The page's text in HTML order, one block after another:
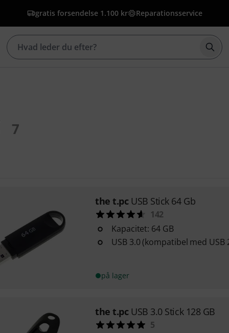
gratis forsendelse 1.100 kr Reparationsservice
7
the t.pc USB Stick 64 Gb
142
Kapacitet: 64 GB
USB 3.0 (kompatibel med USB
på lager
the t.pc USB 3.0 Stick 128 GB
5